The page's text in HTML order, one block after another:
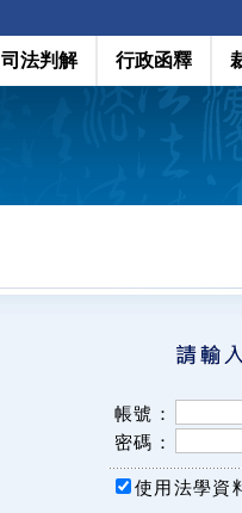
司法判解 行政函釋
帳號：
密碼：
使用法學資